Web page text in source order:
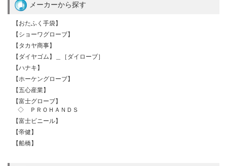
メーカーから探す
【おたふく手袋】
【ショーワグローブ】
【タカヤ商事】
【ダイヤゴム】＿［ダイローブ］
【ハナキ】
【ホーケングローブ】
【五心産業】
【富士グローブ】
◇ ＰＲＯＨＡＮＤＳ
【富士ビニール】
【帝健】
【船橋】